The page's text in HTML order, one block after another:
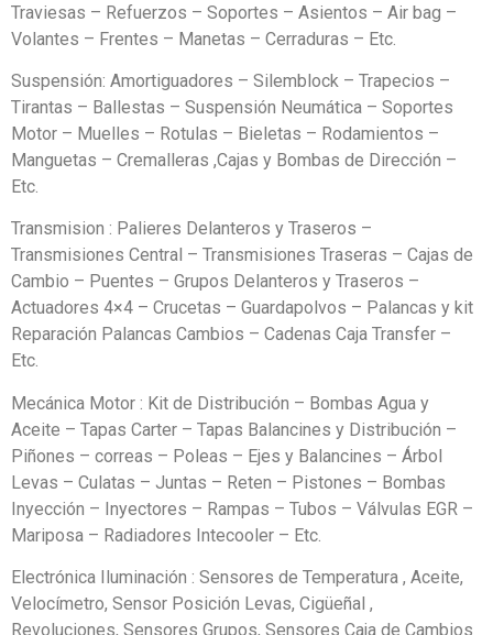
Traviesas – Refuerzos – Soportes – Asientos – Air bag –
Volantes – Frentes – Manetas – Cerraduras – Etc.
Suspensión: Amortiguadores – Silemblock – Trapecios –
Tirantas – Ballestas – Suspensión Neumática – Soportes
Motor – Muelles – Rotulas – Bieletas – Rodamientos –
Manguetas – Cremalleras ,Cajas y Bombas de Dirección –
Etc.
Transmision : Palieres Delanteros y Traseros –
Transmisiones Central – Transmisiones Traseras – Cajas de
Cambio – Puentes – Grupos Delanteros y Traseros –
Actuadores 4×4 – Crucetas – Guardapolvos – Palancas y kit
Reparación Palancas Cambios – Cadenas Caja Transfer –
Etc.
Mecánica Motor : Kit de Distribución – Bombas Agua y
Aceite – Tapas Carter – Tapas Balancines y Distribución –
Piñones – correas – Poleas – Ejes y Balancines – Árbol
Levas – Culatas – Juntas – Reten – Pistones – Bombas
Inyección – Inyectores – Rampas – Tubos – Válvulas EGR –
Mariposa – Radiadores Intecooler – Etc.
Electrónica Iluminación : Sensores de Temperatura , Aceite,
Velocímetro, Sensor Posición Levas, Cigüeñal ,
Revoluciones, Sensores Grupos, Sensores Caja de Cambios